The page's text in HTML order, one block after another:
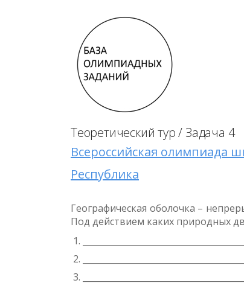
Теоретический тур / Задача 4
Всероссийская олимпиада
Республика
Географическая оболочка –
Под действием каких природных